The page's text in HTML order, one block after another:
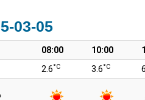
03-05
08:00 10:00
2.6°C 3.6°C